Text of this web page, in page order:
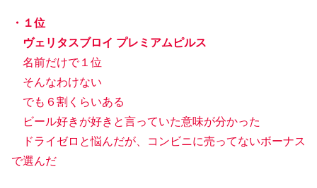
・１位
ヴェリタスブロイ プレミアムピルス
名前だけで１位
そんなわけない
でも６割くらいある
ビール好きが好きと言っていた意味が分かった
ドライゼロと悩んだが、コンビニに売ってないボーナス
で選んだ